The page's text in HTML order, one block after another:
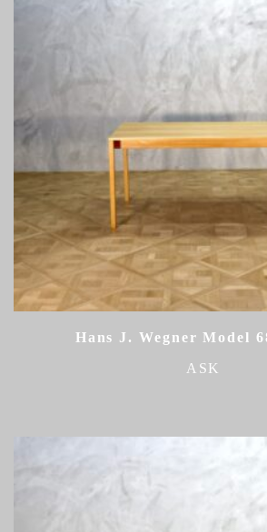
Hans J. Wegner Model
ASK